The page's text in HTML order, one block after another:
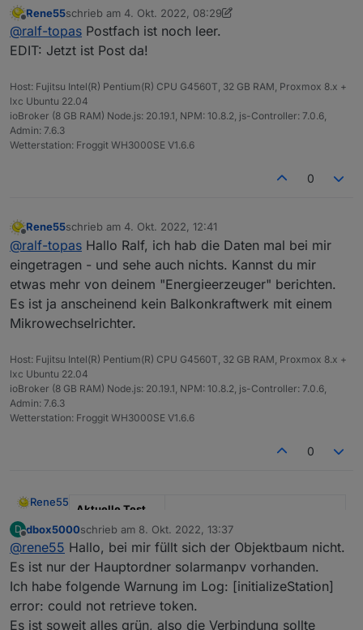
VG & Danke
Offline
Rene55schrieb am 4. Okt. 2022, 08:29
zuletzt editiert von Rene5510. Apr. 2022, 14:29
@ralf-topas Postfach ist noch leer.
EDIT: Jetzt ist Post da!
Host: Fujitsu Intel(R) Pentium(R) CPU G4560T, 32 GB RAM, Proxmox 8.x +
lxc Ubuntu 22.04
ioBroker (8 GB RAM) Node.js: 20.19.1, NPM: 10.8.2, js-Controller: 7.0.6,
Admin: 7.6.3
Wetterstation: Froggit WH3000SE V1.6.6
0
Offline
Rene55schrieb am 4. Okt. 2022, 12:41
zuletzt editiert von
@ralf-topas Hallo Ralf, ich hab die Daten mal bei mir
eingetragen - und sehe auch nichts. Kannst du mir
etwas mehr von deinem "Energieerzeuger" berichten.
Es ist ja anscheinend kein Balkonkraftwerk mit einem
Mikrowechselrichter.
Host: Fujitsu Intel(R) Pentium(R) CPU G4560T, 32 GB RAM, Proxmox 8.x +
lxc Ubuntu 22.04
ioBroker (8 GB RAM) Node.js: 20.19.1, NPM: 10.8.2, js-Controller: 7.0.6,
Admin: 7.6.3
Wetterstation: Froggit WH3000SE V1.6.6
0
Rene55
Aktuelle Test
Version
0.5.1
Veröffentlichun
gsdatum
23.06.2022
Github Link
https://github.com/raschy/ioBrok
er.solarmanpv
D
Offline
dbox5000schrieb am 8. Okt. 2022, 13:37
zuletzt editiert von
@rene55 Hallo, bei mir füllt sich der Objektbaum nicht.
Es ist nur der Hauptordner solarmanpv vorhanden.
Ich habe folgende Warnung im Log: [initializeStation]
error: could not retrieve token.
Es ist soweit alles grün, also die Verbindung sollte